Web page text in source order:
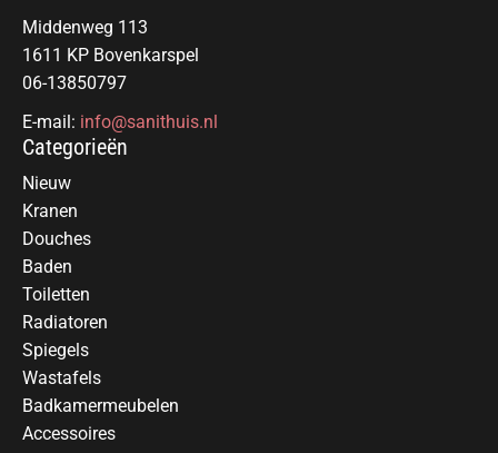
Middenweg 113
1611 KP Bovenkarspel
06-13850797
E-mail: info@sanithuis.nl
Categorieën
Nieuw
Kranen
Douches
Baden
Toiletten
Radiatoren
Spiegels
Wastafels
Badkamermeubelen
Accessoires